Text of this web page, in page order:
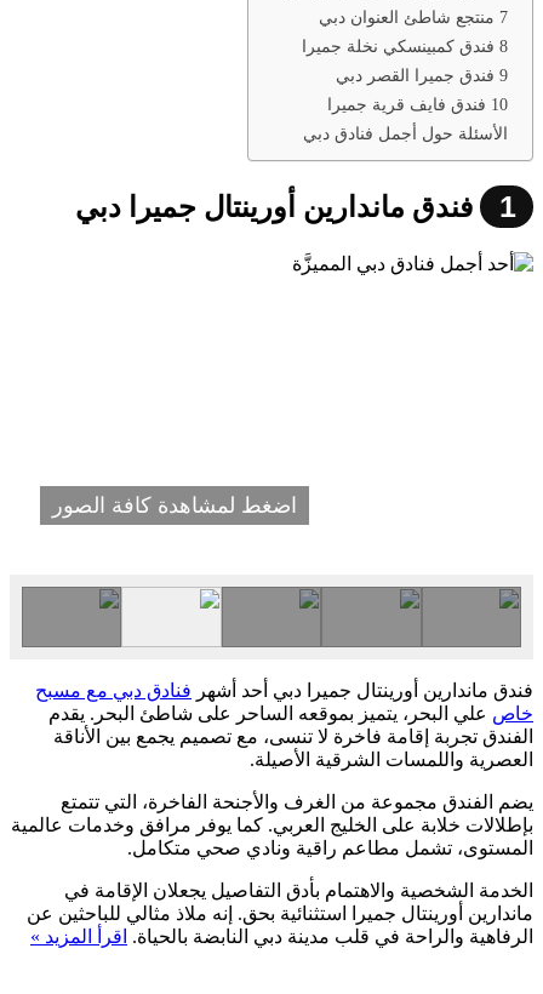
7 منتجع شاطئ العنوان دبي
8 فندق كمبينسكي نخلة جميرا
9 فندق جميرا القصر دبي
10 فندق فايف قرية جميرا
الأسئلة حول أجمل فنادق دبي
1 فندق ماندارين أورينتال جميرا دبي
اضغط لمشاهدة كافة الصور
فندق ماندارين أورينتال جميرا دبي أحد أشهر فنادق دبي مع مسبح
خاص علي البحر، يتميز بموقعه الساحر على شاطئ البحر. يقدم
الفندق تجربة إقامة فاخرة لا تنسى، مع تصميم يجمع بين الأناقة
العصرية واللمسات الشرقية الأصيلة.
يضم الفندق مجموعة من الغرف والأجنحة الفاخرة، التي تتمتع
بإطلالات خلابة على الخليج العربي. كما يوفر مرافق وخدمات عالمية
المستوى، تشمل مطاعم راقية ونادي صحي متكامل.
الخدمة الشخصية والاهتمام بأدق التفاصيل يجعلان الإقامة في
ماندارين أورينتال جميرا استثنائية بحق. إنه ملاذ مثالي للباحثين عن
الرفاهية والراحة في قلب مدينة دبي النابضة بالحياة. اقرأ المزيد »